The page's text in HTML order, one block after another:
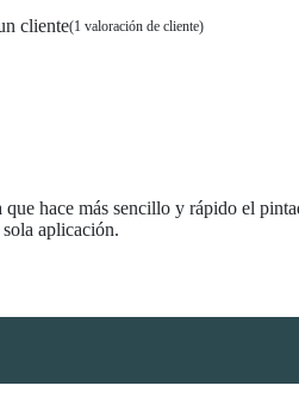
cliente(1 valoración de cliente)
hace más sencillo y rápido el
aplicación.